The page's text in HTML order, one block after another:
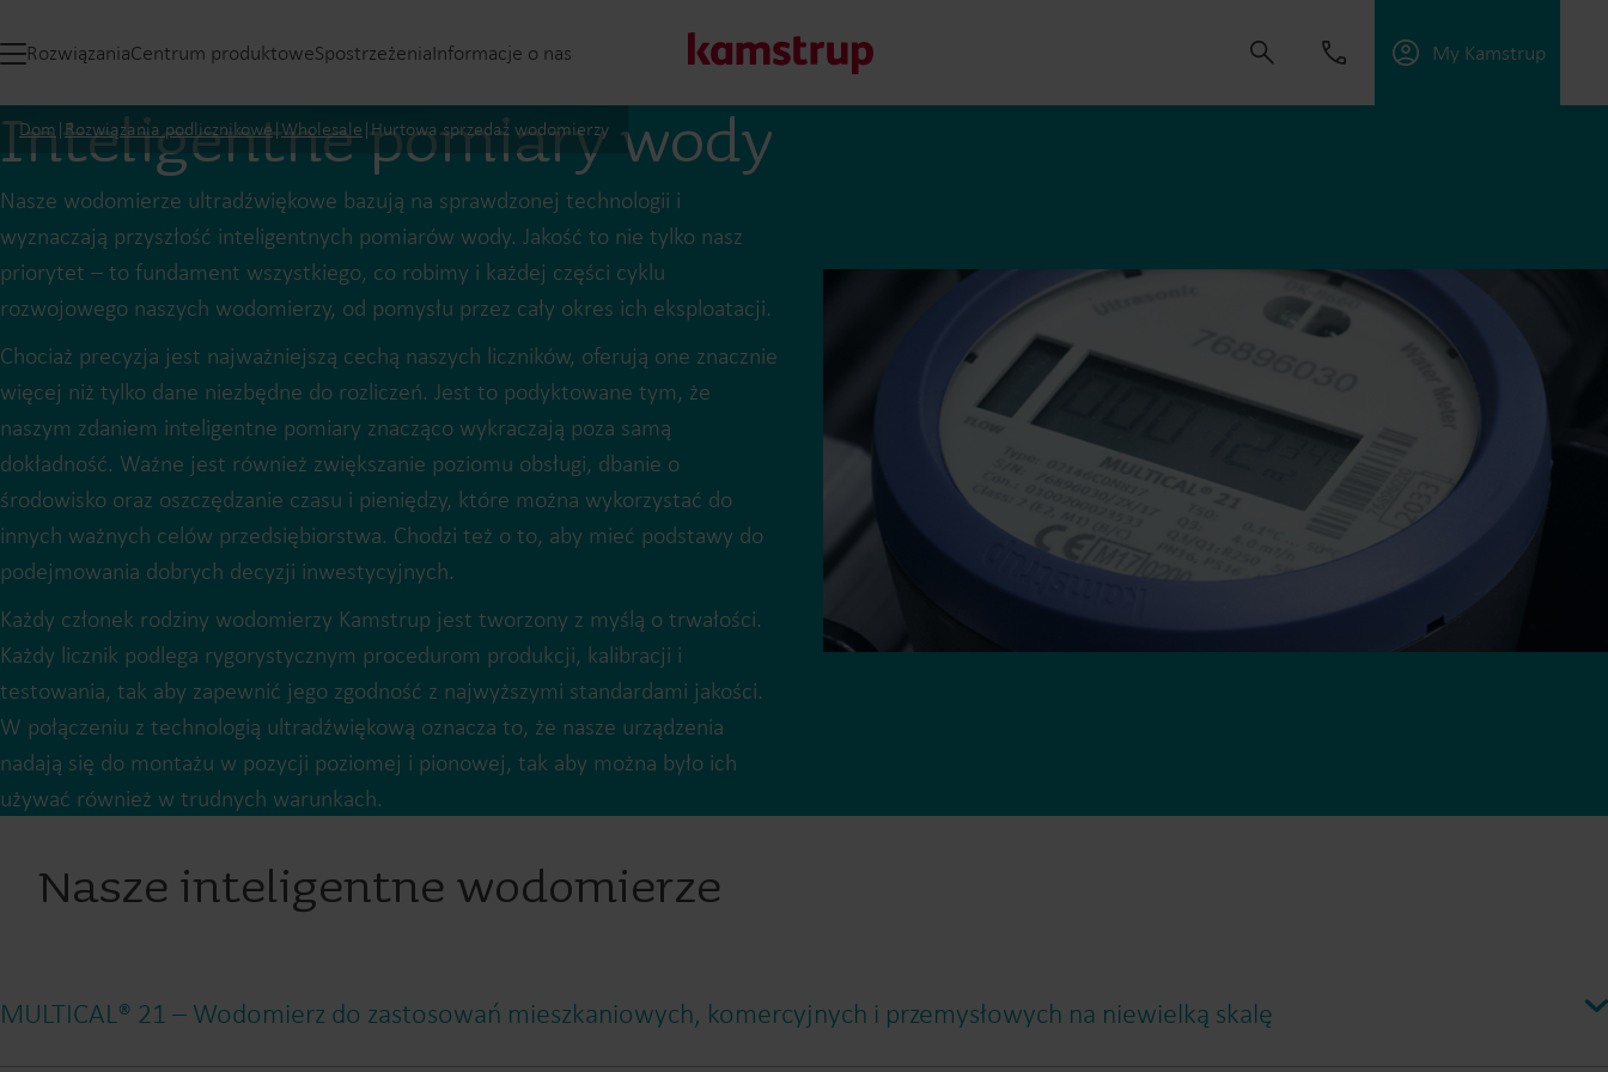
RozwiązaniaCentrum produktoweSpostrzeżeniaInformacje o nas My Kamstrup
Nasze rozwiązania
Nasze zaangażowanie na rzecz bardziej ekologicznej przyszłości napędza nas do tworzenia rozwiązań,
które umożliwiają klientom ogranicznie strat wody, zwiększenie zużycia mediów, optymalizację
efektywności energetycznej i zarządzanie elektryfikacją.
Dowiedz się więcej o naszych rozwiązaniach
Inteligentne rozwiązania do
precyzyjnych pomiarów wody
nią.
energii.
zapewniające i
Dom |Rozwiązania podlicznikowe|Wholesale |Hurtowa sprzedaż wodomierzy
Inteligentne pomiary wody
Nasze wodomierze ultradźwiękowe bazują na sprawdzonej technologii i
wyznaczają przyszłość inteligentnych pomiarów wody. Jakość to nie tylko nasz
priorytet – to fundament wszystkiego, co robimy i każdej części cyklu
rozwojowego naszych wodomierzy, od pomysłu przez cały okres ich eksploatacji.
Chociaż precyzja jest najważniejszą cechą naszych liczników, oferują one znacznie
więcej niż tylko dane niezbędne do rozliczeń. Jest to podyktowane tym, że
naszym zdaniem inteligentne pomiary znacząco wykraczają poza samą
dokładność. Ważne jest również zwiększanie poziomu obsługi, dbanie o
środowisko oraz oszczędzanie czasu i pieniędzy, które można wykorzystać do
innych ważnych celów przedsiębiorstwa. Chodzi też o to, aby mieć podstawy do
podejmowania dobrych decyzji inwestycyjnych.
Każdy członek rodziny wodomierzy Kamstrup jest tworzony z myślą o trwałości.
Każdy licznik podlega rygorystycznym procedurom produkcji, kalibracji i
testowania, tak aby zapewnić jego zgodność z najwyższymi standardami jakości.
W połączeniu z technologią ultradźwiękową oznacza to, że nasze urządzenia
nadają się do montażu w pozycji poziomej i pionowej, tak aby można było ich
używać również w trudnych warunkach.
Nasze inteligentne wodomierze
MULTICAL® 21 – Wodomierz do zastosowań mieszkaniowych, komercyjnych i przemysłowych na niewielką skalę